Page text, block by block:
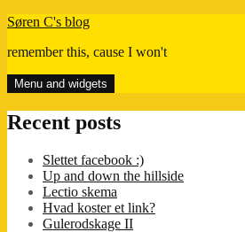
Skip
content
Søren C's blog
remember this, cause I won't
Menu and widgets
Recent posts
Slettet facebook :)
Up and down the hillside
Lectio skema
Hvad koster et link?
Gulerodskage II